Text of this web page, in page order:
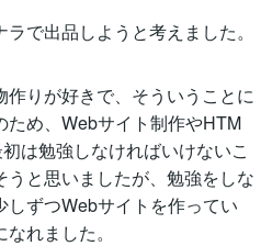
で出品しようと考えました。
りが好きで、そういうことに
め、Webサイト制作やHTM
は勉強しなければいけないこ
うと思いましたが、勉強をしな
ずつWebサイトを作ってい
れました。